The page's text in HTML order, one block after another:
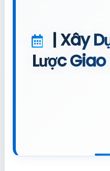
| Xây
Lược